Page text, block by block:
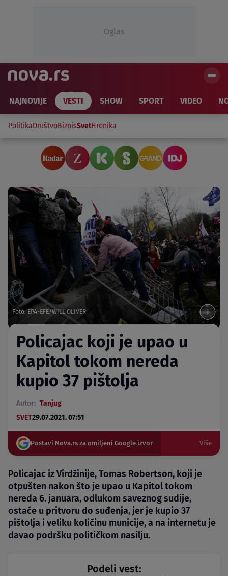
Oglas
NAJNOVIJE VESTI SHOW SPORT VIDEO
PolitikaDruštvoBiznisSvetHronika
Foto: EPA-EFE/WILL OLIVER
Policajac koji je upao u
Kapitol tokom nereda
kupio 37 pištolja
Autor: Tanjug
SVET29.07.2021. 07:51
Postavi Nova.rs za omiljeni Google izvor Više
Policajac iz Virdžinije, Tomas Robertson, koji je
otpušten nakon što je upao u Kapitol tokom
nereda 6. januara, odlukom saveznog sudije,
ostaće u pritvoru do suđenja, jer je kupio 37
pištolja i veliku količinu municije, a na internetu je
davao podršku političkom nasilju.
Podeli vest: